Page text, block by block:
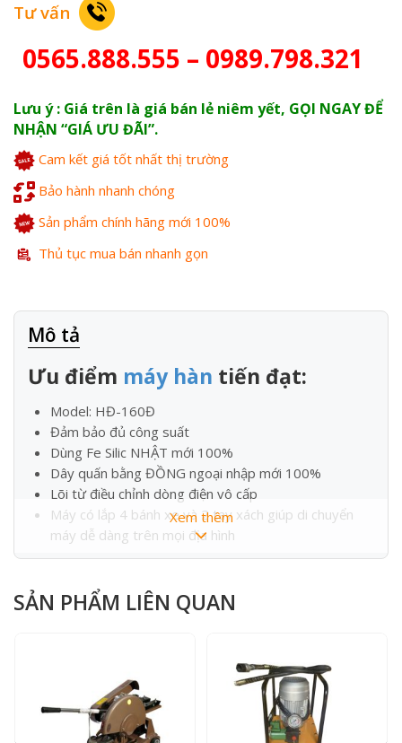
Tư vấn
0565.888.555 – 0989.798.321
Lưu ý : Giá trên là giá bán lẻ niêm yết, GỌI NGAY ĐỂ
NHẬN “GIÁ ƯU ĐÃI”.
Cam kết giá tốt nhất thị trường
Bảo hành nhanh chóng
Sản phẩm chính hãng mới 100%
Thủ tục mua bán nhanh gọn
Mô tả
Ưu điểm máy hàn tiến đạt:
Model: HĐ-160Đ
Đảm bảo đủ công suất
Dùng Fe Silic NHẬT mới 100%
Dây quấn bằng ĐỒNG ngoại nhập mới 100%
Lõi từ điều chỉnh dòng điện vô cấp
Máy có lắp 4 bánh xe và 2 tay xách giúp di chuyển
máy dễ dàng trên mọi địa hình
MODEL
HĐ-160Đ
Cường độ đầu ra tối đa
160A
Nguồn điện vào
220v/50Hz – AC
Điện thế ra không tải
Xem thêm
SẢN PHẨM LIÊN QUAN